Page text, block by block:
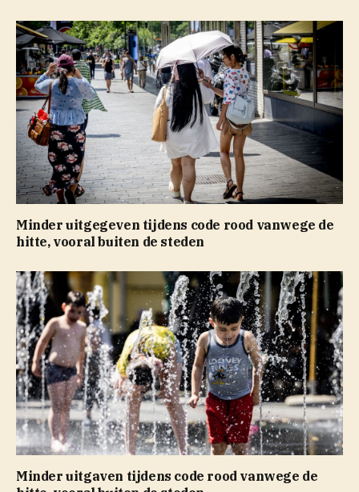
Minder uitgegeven tijdens code rood vanwege de
hitte, vooral buiten de steden
Minder uitgaven tijdens code rood vanwege de